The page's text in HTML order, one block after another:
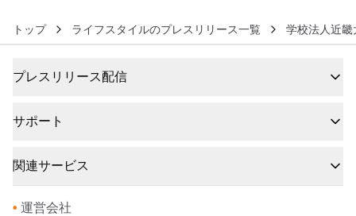
トップ ライフスタイルのプレスリリース一覧 学校法人近畿
プレスリリース配信
サポート
関連サービス
• 運営会社